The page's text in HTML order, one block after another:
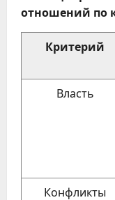
отношений по
Критерий
Власть
Конфликты